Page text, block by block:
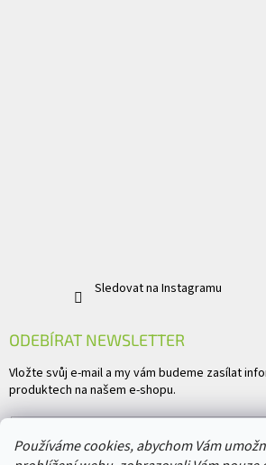
Používáme cookies, abychom Vám
Sledovat na Instagramu
ODEBÍRAT NEWSLETTER
Vložte svůj e-mail a my vám budeme zasílat
produktech na našem e-shopu.